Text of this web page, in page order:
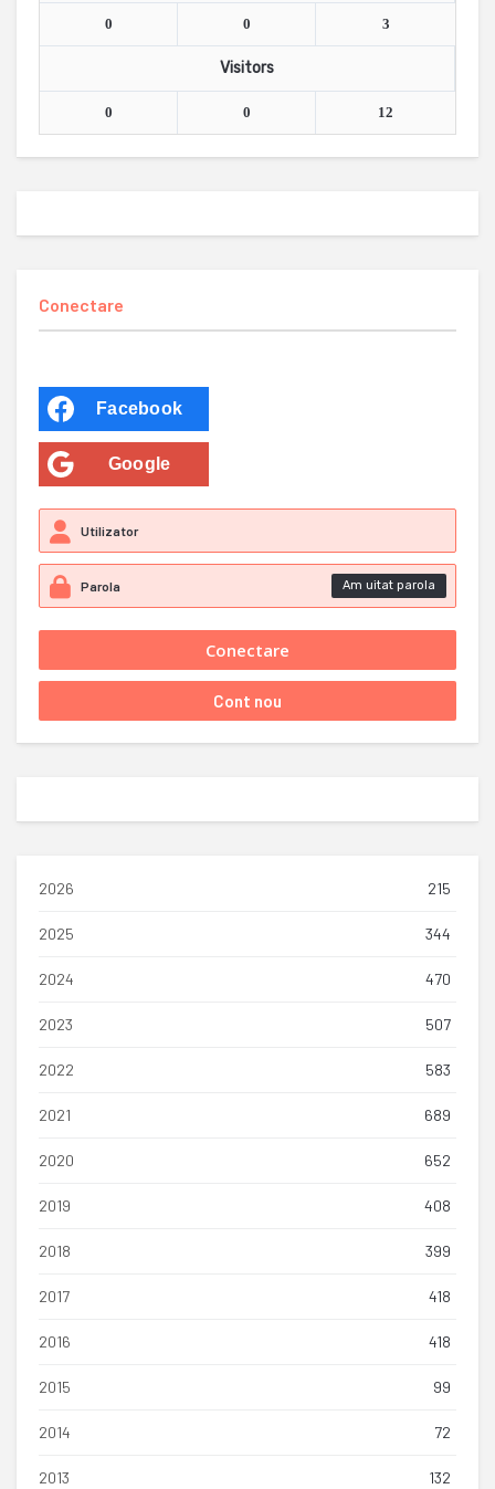
0 0 3
Visitors
0 0 12
Conectare
Facebook
Google
Am uitat parola
2026 215
2025 344
2024 470
2023 507
2022 583
2021 689
2020 652
2019 408
2018 399
2017 418
2016 418
2015 99
2014 72
2013 132